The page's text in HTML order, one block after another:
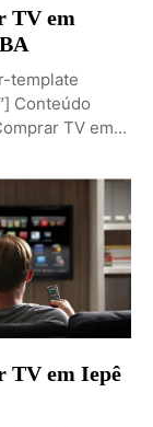
TV em
template
Conteúdo
TV em
TV em Iepê